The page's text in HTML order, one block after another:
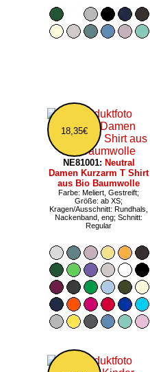
18,35€
NE81001: Neutral
Damen Kurzarm T Shirt
aus Bio Baumwolle
Farbe: Meliert, Gestreift;
Größe: ab XS;
Kragen/Ausschnitt: Rundhals,
Nackenband, eng; Schnitt:
Regular